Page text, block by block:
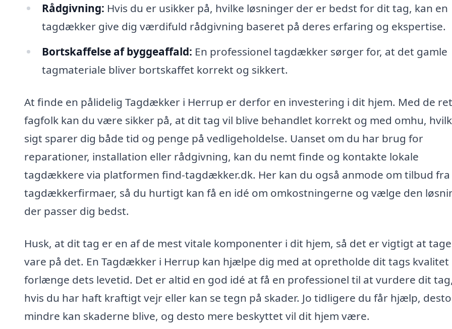
Rådgivning: Hvis du er usikker på, hvilke løsninger der er bedst for dit tag, kan en
tagdækker give dig værdifuld rådgivning baseret på deres erfaring og ekspertise.
Bortskaffelse af byggeaffald: En professionel tagdækker sørger for, at det gamle
tagmateriale bliver bortskaffet korrekt og sikkert.
At finde en pålidelig Tagdækker i Herrup er derfor en investering i dit hjem. Med de
fagfolk kan du være sikker på, at dit tag vil blive behandlet korrekt og med omhu,
sigt sparer dig både tid og penge på vedligeholdelse. Uanset om du har brug for
reparationer, installation eller rådgivning, kan du nemt finde og kontakte lokale
tagdækkere via platformen find-tagdækker.dk. Her kan du også anmode om tilbud
tagdækkerfirmaer, så du hurtigt kan få en idé om omkostningerne og vælge den
der passer dig bedst.
Husk, at dit tag er en af de mest vitale komponenter i dit hjem, så det er vigtigt at
vare på det. En Tagdækker i Herrup kan hjælpe dig med at opretholde dit tags kvalitet
forlænge dets levetid. Det er altid en god idé at få en professionel til at vurdere dit
hvis du har haft kraftigt vejr eller kan se tegn på skader. Jo tidligere du får hjælp, desto
mindre kan skaderne blive, og desto mere beskyttet vil dit hjem være.